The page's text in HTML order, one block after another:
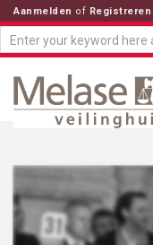
Aanmelden of Registreren